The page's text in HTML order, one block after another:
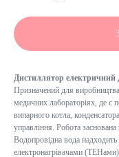
Дистиллятор електричний
Призначений для
медичних лабораторіях, де є
випарного котла,
управління. Робота заснована
Водопровідна вода надходить
електронагрівачами